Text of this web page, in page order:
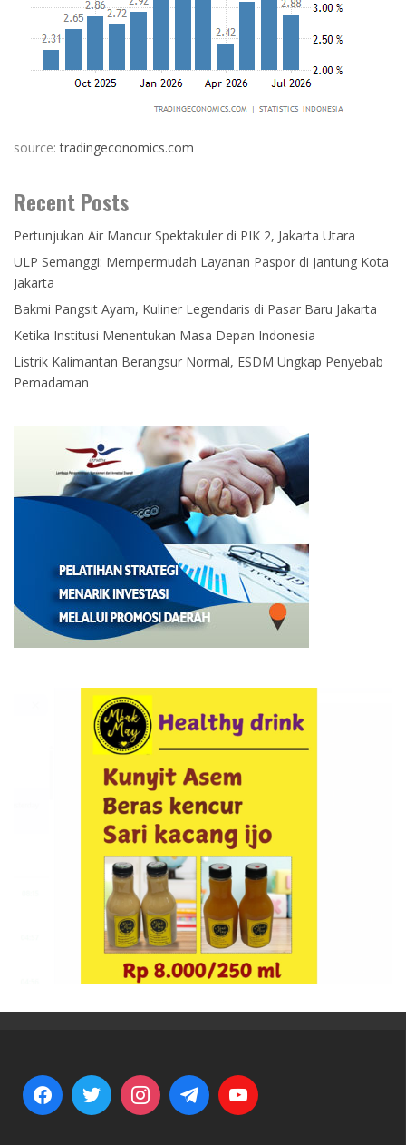
source:tradingeconomics.com
Recent Posts
Pertunjukan Air Mancur Spektakuler di PIK 2, Jakarta Utara
ULP Semanggi: Mempermudah Layanan Paspor di Jantung Kota
Jakarta
Bakmi Pangsit Ayam, Kuliner Legendaris di Pasar Baru Jakarta
Ketika Institusi Menentukan Masa Depan Indonesia
Listrik Kalimantan Berangsur Normal, ESDM Ungkap Penyebab
Pemadaman